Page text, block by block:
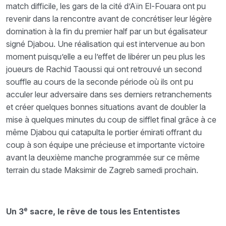
match difficile, les gars de la cité d’Aïn El-Fouara ont pu
revenir dans la rencontre avant de concrétiser leur légère
domination à la fin du premier half par un but égalisateur
signé Djabou. Une réalisation qui est intervenue au bon
moment puisqu’elle a eu l’effet de libérer un peu plus les
joueurs de Rachid Taoussi qui ont retrouvé un second
souffle au cours de la seconde période où ils ont pu
acculer leur adversaire dans ses derniers retranchements
et créer quelques bonnes situations avant de doubler la
mise à quelques minutes du coup de sifflet final grâce à ce
même Djabou qui catapulta le portier émirati offrant du
coup à son équipe une précieuse et importante victoire
avant la deuxième manche programmée sur ce même
terrain du stade Maksimir de Zagreb samedi prochain.
Un 3e sacre, le rêve de tous les Ententistes